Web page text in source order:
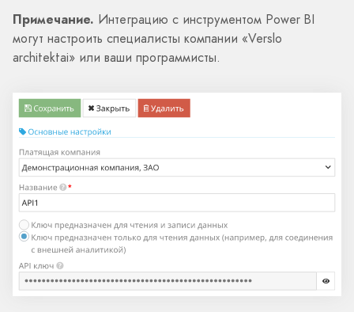
Примечание. Интеграцию с инструментом Power BI
могут настроить специалисты компании «Verslo
architektai» или ваши программисты.